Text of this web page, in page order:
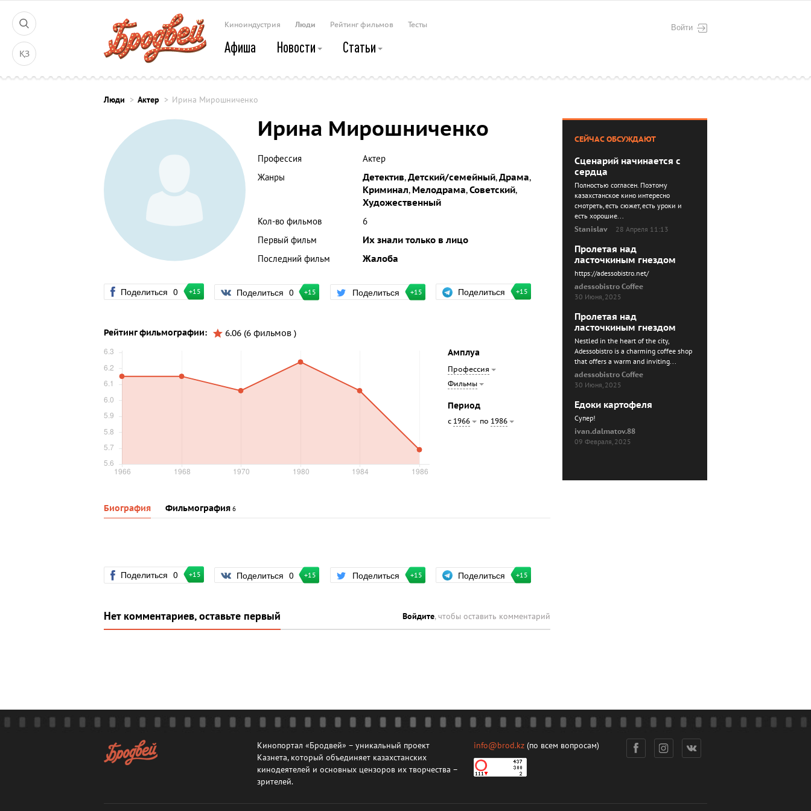
ҚЗ
Войти
Киноиндустрия Люди Рейтинг фильмов Тесты
Афиша Новости Статьи
Люди Актер Ирина Мирошниченко
Ирина Мирошниченко
Профессия
Актер
Жанры
Детектив,Детский/семейный,Драма,
Криминал, Мелодрама,Советский,
Художественный
Кол-во фильмов
6
Первый фильм
Их знали только в лицо
Последний фильм
Жалоба
Поделиться 0 +15 Поделиться 0 +15 Поделиться +15 Поделиться +15
Рейтинг фильмографии:
6.06 (6 фильмов )
Амплуа
Профессия
Фильмы
Период
с 1966 по 1986
Биография Фильмография 6
Поделиться 0 +15 Поделиться 0 +15 Поделиться +15 Поделиться +15
Нет комментариев, оставьте первый Войдите, чтобы оставить комментарий
СЕЙЧАС ОБСУЖДАЮТ
Сценарий начинается с
сердца
Полностью согласен. Поэтому
казахстанское кино интересно
смотреть, есть сюжет, есть уроки и
есть хорошие...
Stanislav
28 Апреля 11:13
Пролетая над
ласточкиным гнездом
https://adessobistro.net/
adessobistro Coffee
30 Июня, 2025
Пролетая над
ласточкиным гнездом
Nestled in the heart of the city,
Adessobistro is a charming coffee shop
that offers a warm and inviting...
adessobistro Coffee
30 Июня, 2025
Едоки картофеля
Cупер!
ivan.dalmatov.88
09 Февраля, 2025
Кинопортал «Бродвей» – уникальный проект
Казнета, который объединяет казахстанских
кинодеятелей и основных цензоров их творчества –
зрителей.
info@brod.kz (по всем вопросам)